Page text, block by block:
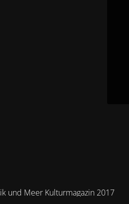
und Meer Kulturmagazin 2017